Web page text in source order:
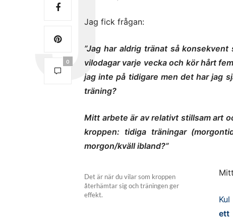
0
Jag fick frågan:
”Jag har aldrig tränat så
vilodagar varje vecka och kör hårt
jag inte på tidigare men det har jag
träning?
Mitt arbete är av relativt stillsam art
kroppen: tidiga träningar
morgon/kväll ibland?”
Det är när du vilar som kroppen
återhämtar sig och träningen ger
effekt.
ett